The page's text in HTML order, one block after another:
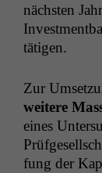
näch­sten
tätigen.
Zur
weit­ere
eines
fung der